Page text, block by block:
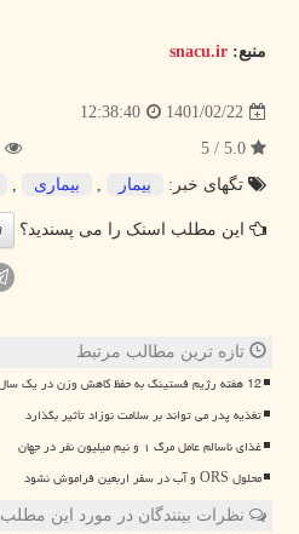
منبع: snacu.ir
1401/02/22
12:38:40
تگهای خبر:
بیمار , بیماری ,
این مطلب اسنک را می پسندید؟
تازه ترین مطالب مرتبط
12 هفته رژیم فستینگ به حفظ کاهش وزن در یک سال بعد کمک نماید
تغذیه پدر می تواند بر سلامت نوزاد تأثیر بگذارد
غذای ناسالم عامل مرگ ۱ و نیم میلیون نفر در جهان
محلول ORS و آب در سفر اربعین فراموش نشود
نظرات بینندگان در مورد این مطلب